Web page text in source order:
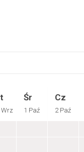
Wrz
Śr
1 Paź
Cz
2 Paź